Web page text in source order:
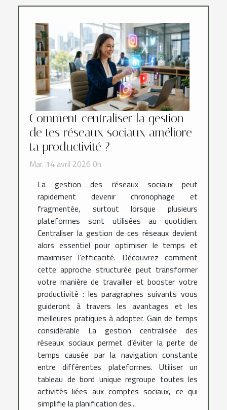
Comment centraliser la gestion
de tes réseaux sociaux améliore
ta productivité ?
Mar. 14 avril 2026 0h
La gestion des réseaux sociaux peut
rapidement devenir chronophage et
fragmentée, surtout lorsque plusieurs
plateformes sont utilisées au quotidien.
Centraliser la gestion de ces réseaux devient
alors essentiel pour optimiser le temps et
maximiser l’efficacité. Découvrez comment
cette approche structurée peut transformer
votre manière de travailler et booster votre
productivité : les paragraphes suivants vous
guideront à travers les avantages et les
meilleures pratiques à adopter. Gain de temps
considérable La gestion centralisée des
réseaux sociaux permet d’éviter la perte de
temps causée par la navigation constante
entre différentes plateformes. Utiliser un
tableau de bord unique regroupe toutes les
activités liées aux comptes sociaux, ce qui
simplifie la planification des...